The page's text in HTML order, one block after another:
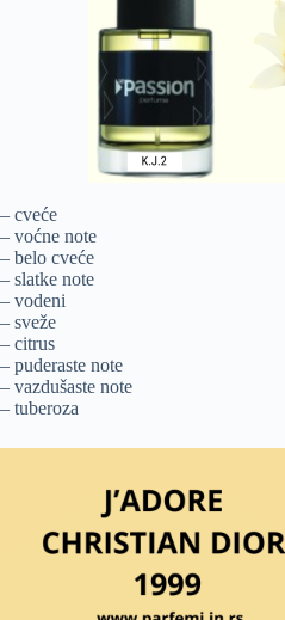
– cveće
– voćne note
– belo cveće
– slatke note
– vodeni
– sveže
– citrus
– puderaste note
– vazdušaste note
– tuberoza